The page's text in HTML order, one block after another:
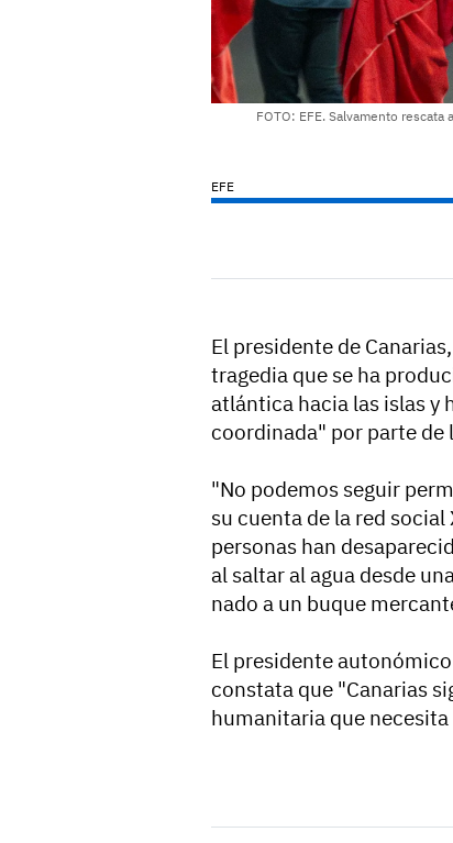
FOTO: EFE. Salvamento
EFE
El presidente de
tragedia que se ha
atlántica hacia las islas y
coordinada" por parte de
"No podemos seguir
su cuenta de la red
personas han
al saltar al agua desde
nado a un buque
El presidente
constata que "Canarias
humanitaria que necesita